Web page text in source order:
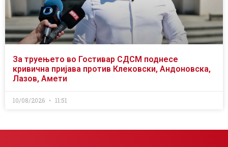
За труењето во Гостивар СДСМ поднесе
кривична пријава против Клековски, Андоновска,
Лазов, Амети
10/08/2026 11:51